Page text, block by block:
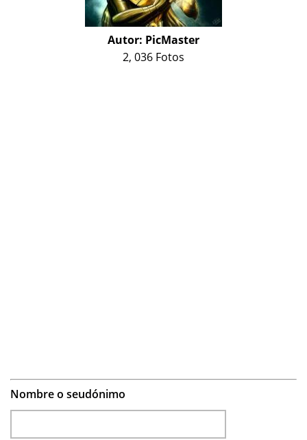
Autor: PicMaster
2, 036 Fotos
Nombre o seudónimo